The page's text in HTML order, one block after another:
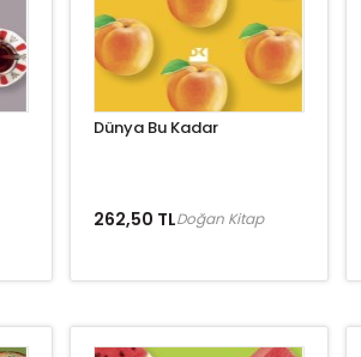
Dünya Bu Kadar
262,50 TLDoğan Kitap